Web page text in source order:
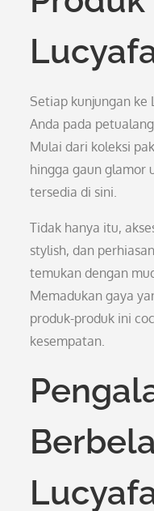
Setiap kunjungan ke
Anda pada
Mulai dari koleksi
hingga gaun glamor
tersedia di sini.
Tidak hanya itu,
stylish, dan
temukan dengan
Memadukan gaya
produk-produk ini
kesempatan.